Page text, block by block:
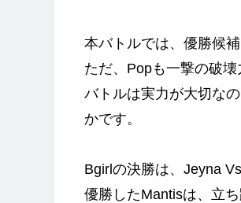
本バトルでは、優勝候
ただ、Popも一撃の破
バトルは実力が大切な
かです。
Bgirlの決勝は、Jeyna
優勝したMantisは、立